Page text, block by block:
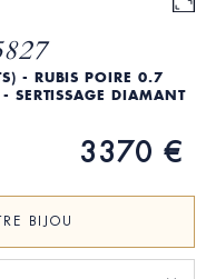
- RUBIS POIRE 0.7
SERTISSAGE DIAMANT
3370 €
BIJOU